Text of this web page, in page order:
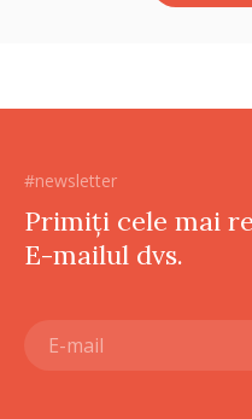
#newsletter
Primiți cele mai
E-mailul dvs.